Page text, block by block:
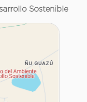
Sostenible